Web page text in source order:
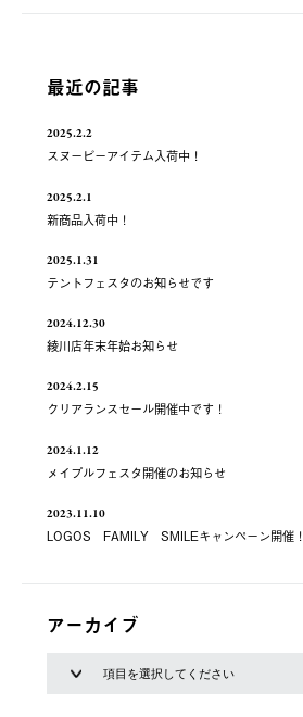
最近の記事
2025.2.2
スヌーピーアイテム入荷中！
2025.2.1
新商品入荷中！
2025.1.31
テントフェスタのお知らせです
2024.12.30
綾川店年末年始お知らせ
2024.2.15
クリアランスセール開催中です！
2024.1.12
メイプルフェスタ開催のお知らせ
2023.11.10
LOGOS FAMILY SMILEキャンペーン開催！
アーカイブ